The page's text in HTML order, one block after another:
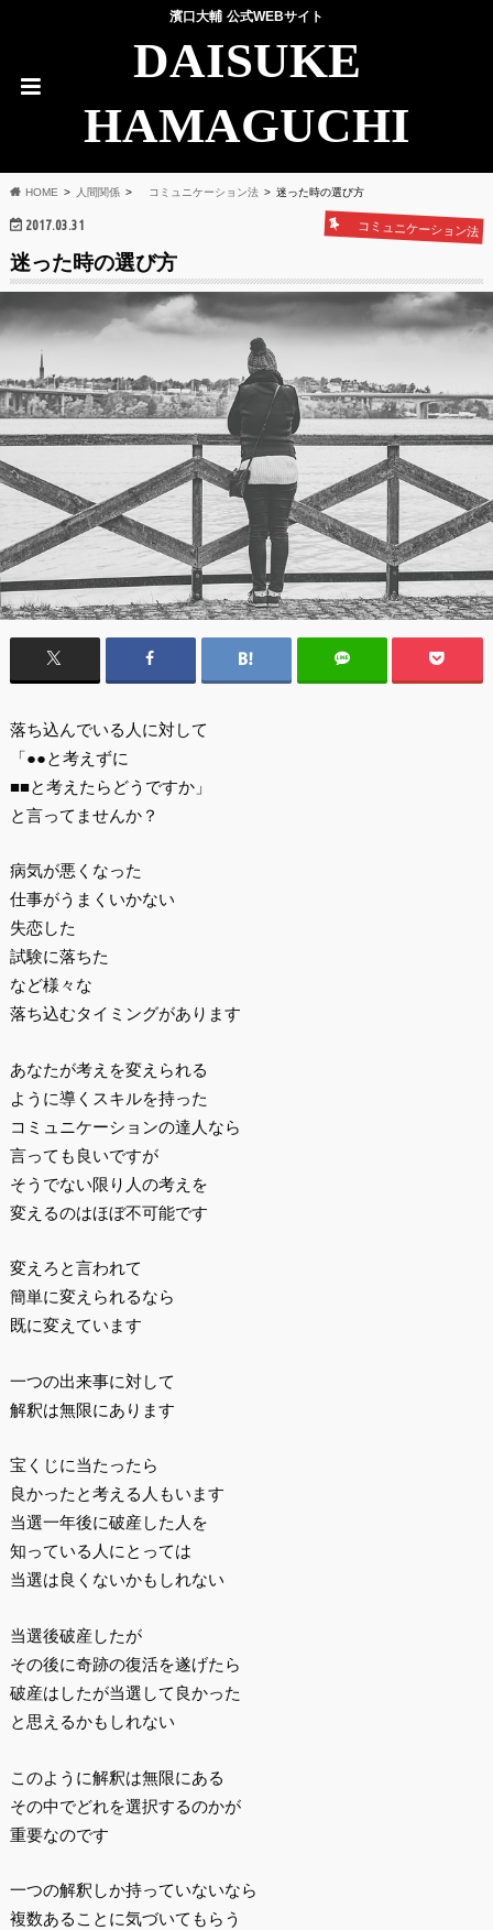
濱口大輔 公式WEBサイト
DAISUKE
HAMAGUCHI
HOME 人間関係 コミュニケーション法 迷った時の選び方
2017.03.31 コミュニケーション法
迷った時の選び方
落ち込んでいる人に対して
「●●と考えずに
■■と考えたらどうですか」
と言ってませんか？
病気が悪くなった
仕事がうまくいかない
失恋した
試験に落ちた
など様々な
落ち込むタイミングがあります
あなたが考えを変えられる
ように導くスキルを持った
コミュニケーションの達人なら
言っても良いですが
そうでない限り人の考えを
変えるのはほぼ不可能です
変えろと言われて
簡単に変えられるなら
既に変えています
一つの出来事に対して
解釈は無限にあります
宝くじに当たったら
良かったと考える人もいます
当選一年後に破産した人を
知っている人にとっては
当選は良くないかもしれない
当選後破産したが
その後に奇跡の復活を遂げたら
破産はしたが当選して良かった
と思えるかもしれない
このように解釈は無限にある
その中でどれを選択するのかが
重要なのです
一つの解釈しか持っていないなら
複数あることに気づいてもらう